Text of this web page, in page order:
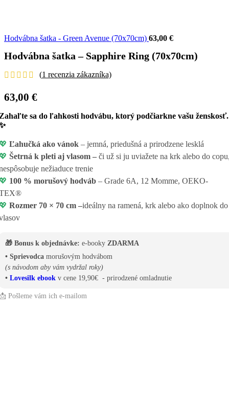
Hodvábna šatka - Green Avenue (70x70cm) 63,00 €
Hodvábna šatka – Sapphire Ring (70x70cm)
(1 recenzia zákazníka)
63,00 €
sa do ľahkosti hodvábu, ktorý podčiarkne vašu ženskosť.
Ľahučká ako vánok – jemná, priedušná a prirodzene lesklá
Šetrná k pleti aj vlasom – či už si ju uviažete na krk alebo do
nežiaduce trenie
100 % morušový hodváb – Grade 6A, 12 Momme, OEKO-
Rozmer 70 × 70 cm –ideálny na ramená, krk alebo ako doplnok do
🎁 Bonus k objednávke: e-booky ZDARMA
• Sprievodca morušovým hodvábom
(s návodom aby vám vydržal roky)
• Lovesilk ebook v cene 19,90€ - prirodzené omladnutie
Pošleme vám ich e-mailom